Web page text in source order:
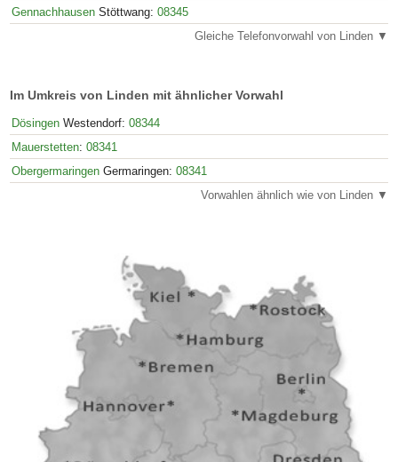
Gennachhausen Stöttwang: 08345
Gleiche Telefonvorwahl von Linden ▼
Im Umkreis von Linden mit ähnlicher Vorwahl
Dösingen Westendorf: 08344
Mauerstetten: 08341
Obergermaringen Germaringen: 08341
Vorwahlen ähnlich wie von Linden ▼